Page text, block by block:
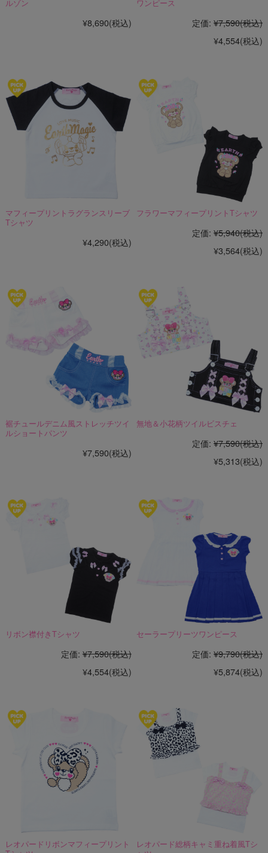
ルゾン
¥8,690(税込)
ワンピース
定価: ¥7,590(税込)
¥4,554(税込)
マフィープリントラグランスリーブ
Tシャツ
¥4,290(税込)
フラワーマフィープリントTシャツ
定価: ¥5,940(税込)
¥3,564(税込)
裾チュールデニム風ストレッチツイ
ルショートパンツ
¥7,590(税込)
無地＆小花柄ツイルビスチェ
定価: ¥7,590(税込)
¥5,313(税込)
リボン襟付きTシャツ
定価: ¥7,590(税込)
¥4,554(税込)
セーラープリーツワンピース
定価: ¥9,790(税込)
¥5,874(税込)
レオパードリボンマフィープリント
レオパード総柄キャミ重ね着風Tシ